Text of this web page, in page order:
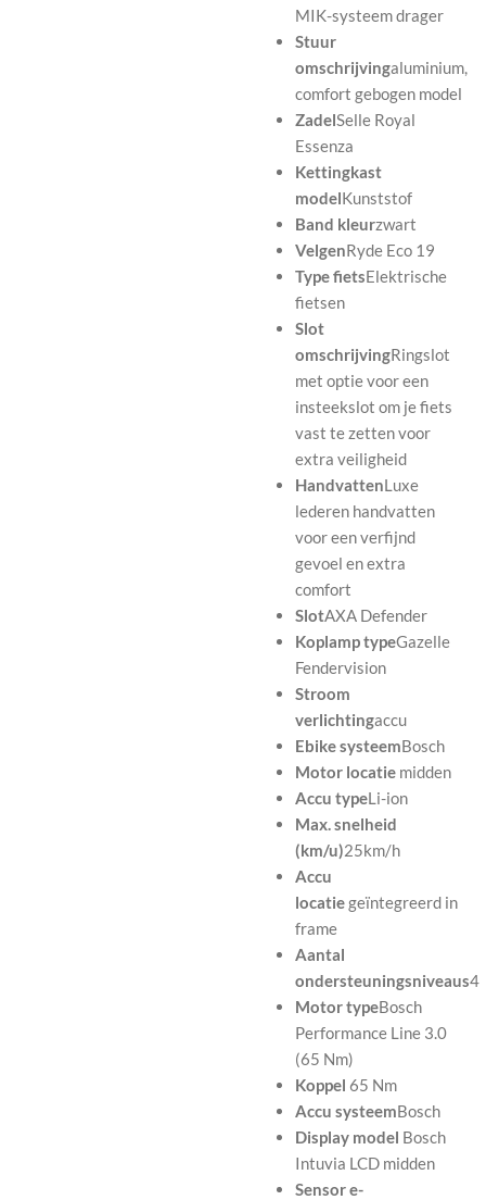
MIK-systeem drager
Stuur
omschrijvingaluminium,
comfort gebogen model
ZadelSelle Royal
Essenza
Kettingkast
modelKunststof
Band kleurzwart
VelgenRyde Eco 19
Type fietsElektrische
fietsen
Slot
omschrijvingRingslot
met optie voor een
insteekslot om je fiets
vast te zetten voor
extra veiligheid
HandvattenLuxe
lederen handvatten
voor een verfijnd
gevoel en extra
comfort
SlotAXA Defender
Koplamp typeGazelle
Fendervision
Stroom
verlichtingaccu
Ebike systeemBosch
Motor locatie midden
Accu typeLi-ion
Max. snelheid
(km/u)25km/h
Accu
locatiegeïntegreerd in
frame
Aantal
ondersteuningsniveaus4
Motor typeBosch
Performance Line 3.0
(65 Nm)
Koppel 65 Nm
Accu systeemBosch
Display model Bosch
Intuvia LCD midden
Sensor e-